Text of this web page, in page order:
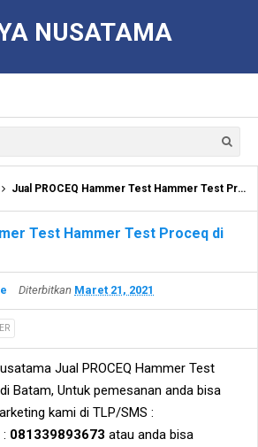
NUSATAMA
Jual PROCEQ Hammer Test Hammer Test Proceq di Batam
Test Hammer Test Proceq di
Diterbitkan Maret 21, 2021
Jual PROCEQ Hammer Test
Batam, Untuk pemesanan anda bisa
kami di TLP/SMS :
081339893673 atau anda bisa